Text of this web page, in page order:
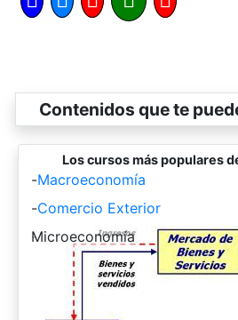
Contenidos que te
Los cursos más populares
-Macroeconomía
-Comercio Exterior
-
Microeconomía